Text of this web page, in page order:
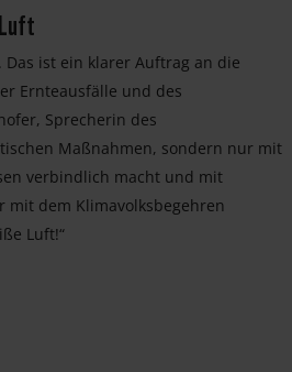
ist ein klarer Auftrag an die
Ernteausfälle und des
Sprecherin des
Maßnahmen, sondern nur mit
verbindlich macht und mit
dem Klimavolksbegehren
Luft!“